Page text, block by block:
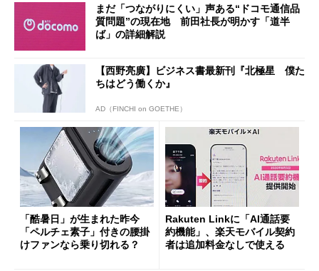
まだ「つながりにくい」声ある“ドコモ通信品
質問題”の現在地 前田社長が明かす「道半
ば」の詳細解説
【西野亮廣】ビジネス書最新刊『北極星 僕た
ちはどう働くか』
AD（FINCHI on GOETHE）
「酷暑日」が生まれた昨今
「ペルチェ素子」付きの腰掛
けファンなら乗り切れる？
Rakuten Linkに「AI通話要
約機能」、楽天モバイル契約
者は追加料金なしで使える